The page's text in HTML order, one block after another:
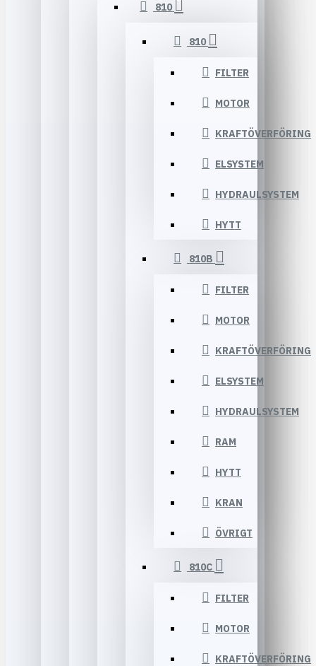
810
810
FILTER
MOTOR
KRAFTÖVERFÖRING
ELSYSTEM
HYDRAULSYSTEM
HYTT
810B
FILTER
MOTOR
KRAFTÖVERFÖRING
ELSYSTEM
HYDRAULSYSTEM
RAM
HYTT
KRAN
ÖVRIGT
810C
FILTER
MOTOR
KRAFTÖVERFÖRING